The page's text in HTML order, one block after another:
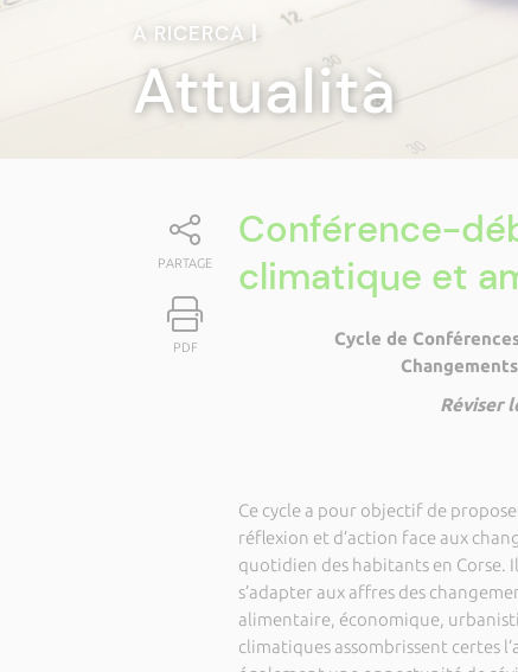
A RICERCA|
Attualità
PARTAGE
PDF
Conférence-
climatique et
Cycle de
Réviser
Ce cycle a pour objectif de
réflexion et d’action face aux
quotidien des habitants en Corse.
s’adapter aux affres des
alimentaire, économique,
climatiques assombrissent certes